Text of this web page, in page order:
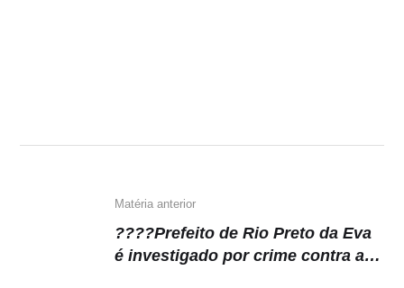
Matéria anterior
????Prefeito de Rio Preto da Eva
é investigado por crime contra a